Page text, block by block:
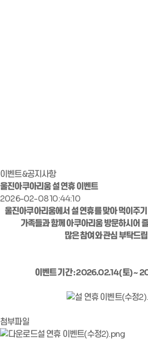
이벤트&공지사항
울진아쿠아리움 설 연휴 이벤트
2026-02-08 10:44:10
울진아쿠아리움에서 설 연휴를 맞아 먹이주
가족들과 함께 아쿠아리움 방문하시어
많은 참여와 관심 부탁드
이벤트 기간 : 2026.02.14(토) ~
첨부파일
설 연휴 이벤트(수정2).png